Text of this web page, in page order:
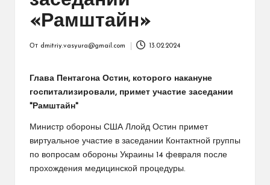
«Рамштайн»
От dmitriy.vasyura@gmail.com 13.02.2024
Глава Пентагона Остин, которого накануне
госпитализировали, примет участие заседании
"Рамштайн"
Министр обороны США Ллойд Остин примет
виртуальное участие в заседании Контактной группы
по вопросам обороны Украины 14 февраля после
прохождения медицинской процедуры.